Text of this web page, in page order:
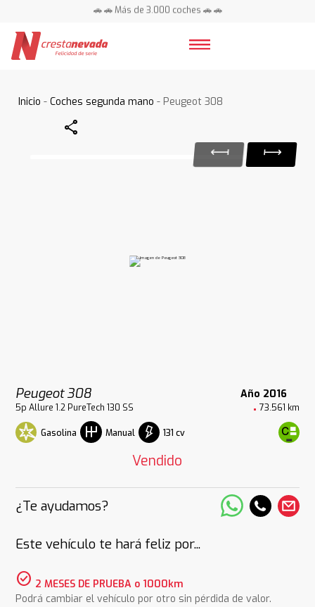
🚗 🚗 Más de 3.000 coches 🚗 🚗
Inicio -Coches segunda mano - Peugeot 308
Share
Peugeot 308 Año 2016
5p Allure 1.2 PureTech 130 SS 73.561 km
Gasolina Manual 131 cv
Vendido
¿Te ayudamos?
Este vehículo te hará feliz por...
check_circle 2 MESES DE PRUEBA o 1000km
Podrá cambiar el vehículo por otro sin pérdida de valor.